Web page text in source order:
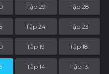
Tập 29 Tập 28
Tập 24 Tập 23
Tập 19 Tập 18
Tập 14 Tập 13